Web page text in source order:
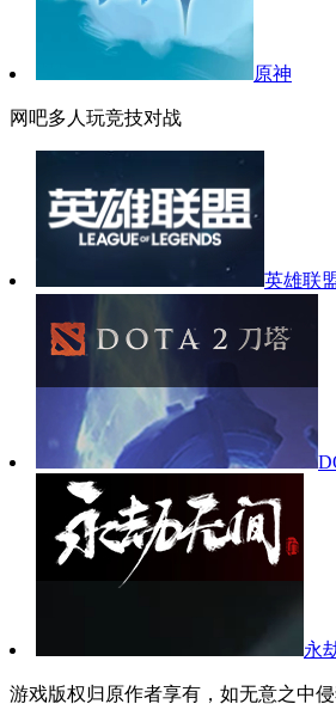
原神
网吧多人玩竞技对战
英雄联
永
游戏版权归原作者享有，如无意之中